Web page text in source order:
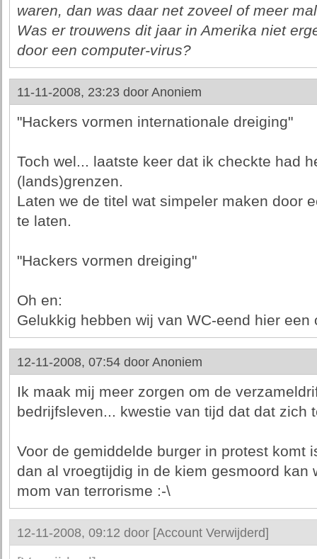
waren, dan was daar net zoveel of meer
Was er trouwens dit jaar in Amerika niet
door een computer-virus?
11-11-2008, 23:23 door Anoniem
"Hackers vormen internationale dreiging"
Toch wel... laatste keer dat ik checkte had
(lands)grenzen.
Laten we de titel wat simpeler maken door
te laten.
"Hackers vormen dreiging"
Oh en:
Gelukkig hebben wij van WC-eend hier een
12-11-2008, 07:54 door Anoniem
Ik maak mij meer zorgen om de
bedrijfsleven... kwestie van tijd dat dat zich
Voor de gemiddelde burger in protest komt
dan al vroegtijdig in de kiem gesmoord kan
mom van terrorisme :-\
12-11-2008, 09:12 door [Account Verwijderd]